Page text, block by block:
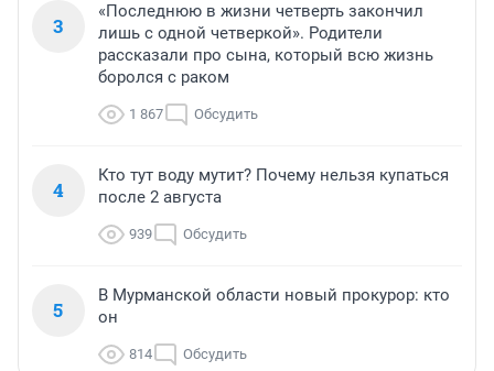
3
«Последнюю в жизни четверть закончил
лишь с одной четверкой». Родители
рассказали про сына, который всю жизнь
боролся с раком
1 867 Обсудить
4
Кто тут воду мутит? Почему нельзя купаться
после 2 августа
939 Обсудить
5
В Мурманской области новый прокурор: кто
он
814 Обсудить